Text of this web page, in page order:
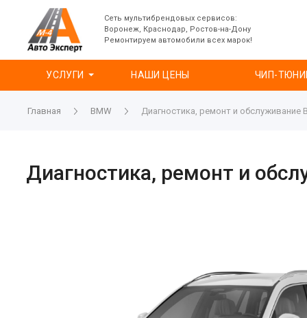
Сеть мультибрендовых сервисов:
Воронеж, Краснодар, Ростов-на-Дону
Ремонтируем автомобили всех марок!
УСЛУГИ НАШИ ЦЕНЫ ЧИП-
Главная BMW Диагностика, ремонт и обслуживание
Диагностика, ремонт и